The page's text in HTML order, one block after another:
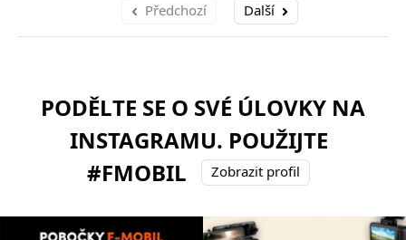
Předchozí Další
PODĚLTE SE O SVÉ ÚLOVKY NA
INSTAGRAMU. POUŽIJTE
#FMOBIL
Zobrazit profil